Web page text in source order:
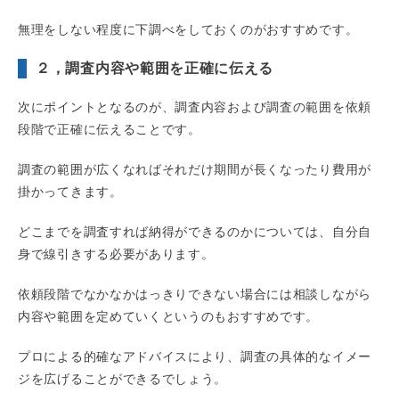
無理をしない程度に下調べをしておくのがおすすめです。
２，調査内容や範囲を正確に伝える
次にポイントとなるのが、調査内容および調査の範囲を依頼
段階で正確に伝えることです。
調査の範囲が広くなればそれだけ期間が長くなったり費用が
掛かってきます。
どこまでを調査すれば納得ができるのかについては、自分自
身で線引きする必要があります。
依頼段階でなかなかはっきりできない場合には相談しながら
内容や範囲を定めていくというのもおすすめです。
プロによる的確なアドバイスにより、調査の具体的なイメー
ジを広げることができるでしょう。